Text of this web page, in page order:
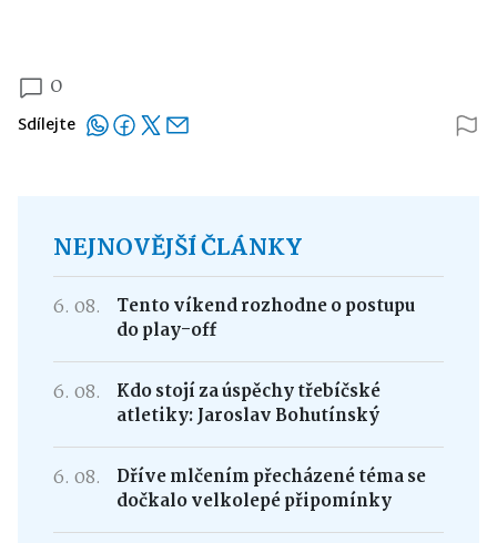
0
Sdílejte
NEJNOVĚJŠÍ ČLÁNKY
6. 08.
Tento víkend rozhodne o postupu
do play-off
6. 08.
Kdo stojí za úspěchy třebíčské
atletiky: Jaroslav Bohutínský
6. 08.
Dříve mlčením přecházené téma se
dočkalo velkolepé připomínky